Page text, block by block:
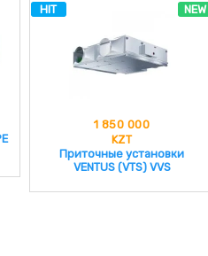
NEW
HIT
1 850 000
KZT
Приточные установки
VENTUS (VTS) VVS